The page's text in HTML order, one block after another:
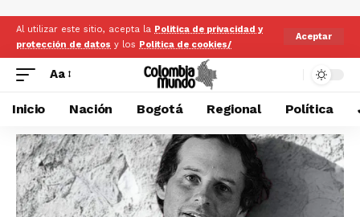
Al utilizar este sitio, acepta la Politica de privacidad y
protección de datos y los Politica de cookies/
Aceptar
Aa
Inicio Nación Bogotá Regional Política